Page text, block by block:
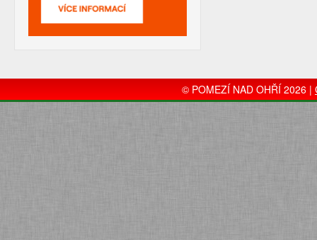
© POMEZÍ NAD OHŘÍ 2026 |